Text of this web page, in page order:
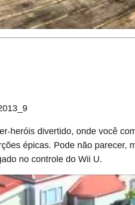
heróis divertido, onde você
épicas. Pode não parecer,
no controle do Wii U.